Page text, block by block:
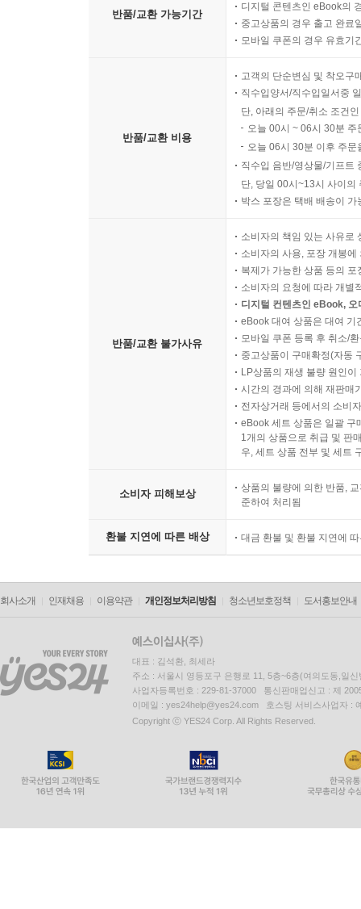
반품/교환 가능기간
디지털 콘텐츠인 eBook의
중고상품의 경우 출고 완료
모바일 쿠폰의 경우 유효기
반품/교환 비용
고객의 단순변심 및 착오구
직수입양서/직수입일서중
단, 아래의 주문/취소 조건
오늘 00시 ~ 06시 30분
오늘 06시 30분 이후 주
직수입 음반/영상물/기프트
단, 당일 00시~13시 사이의
박스 포장은 택배 배송이
반품/교환 불가사유
소비자의 책임 있는 사유로
소비자의 사용, 포장 개봉
복제가 가능한 상품 등의
소비자의 요청에 따라 개별
디지털 컨텐츠인 eBook,
eBook 대여 상품은 대여 기
모바일 쿠폰 등록 후 취소/
중고상품이 구매확정(자동
LP상품의 재생 불량 원인
시간의 경과에 의해 재판매
전자상거래 등에서의 소비
eBook 세트 상품은 일괄 구
1개의 상품으로 취급 및 판
우, 세트 상품 전부 및 세트
소비자 피해보상
상품의 불량에 의한 반품,
준하여 처리됨
환불 지연에 따른 배상 대금 환불 및 환불 지연에
회사소개 인재채용 이용약관 개인정보처리방침 청소년보호정책 도서홍보안내
대표 : 김석환, 최세라
주소 : 서울시 영등포구 은행로 11, 5층~6층(여의도동,일신
사업자등록번호 : 229-81-37000 통신판매업신고 : 제
이메일 : yes24help@yes24.com 호스팅 서비스사업자 :
Copyright ⓒ YES24 Corp. All Rights Reserved.